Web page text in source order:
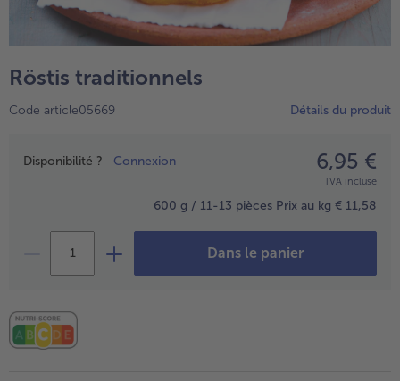
TousPlats cuisinés
Boulangerie & Pâtisserie
TousBoulangerie & Pâtisserie
TousEntrées, Apéritifs & Snacks
Produits non surgelés
TousProduits non surgelés
Röstis traditionnels
Code article05669 Détails du produit
Prix
Disponibilité ? Connexion 6,95 €
TVA incluse
600 g / 11-13 pièces Prix au kg € 11,58
Dans le panier